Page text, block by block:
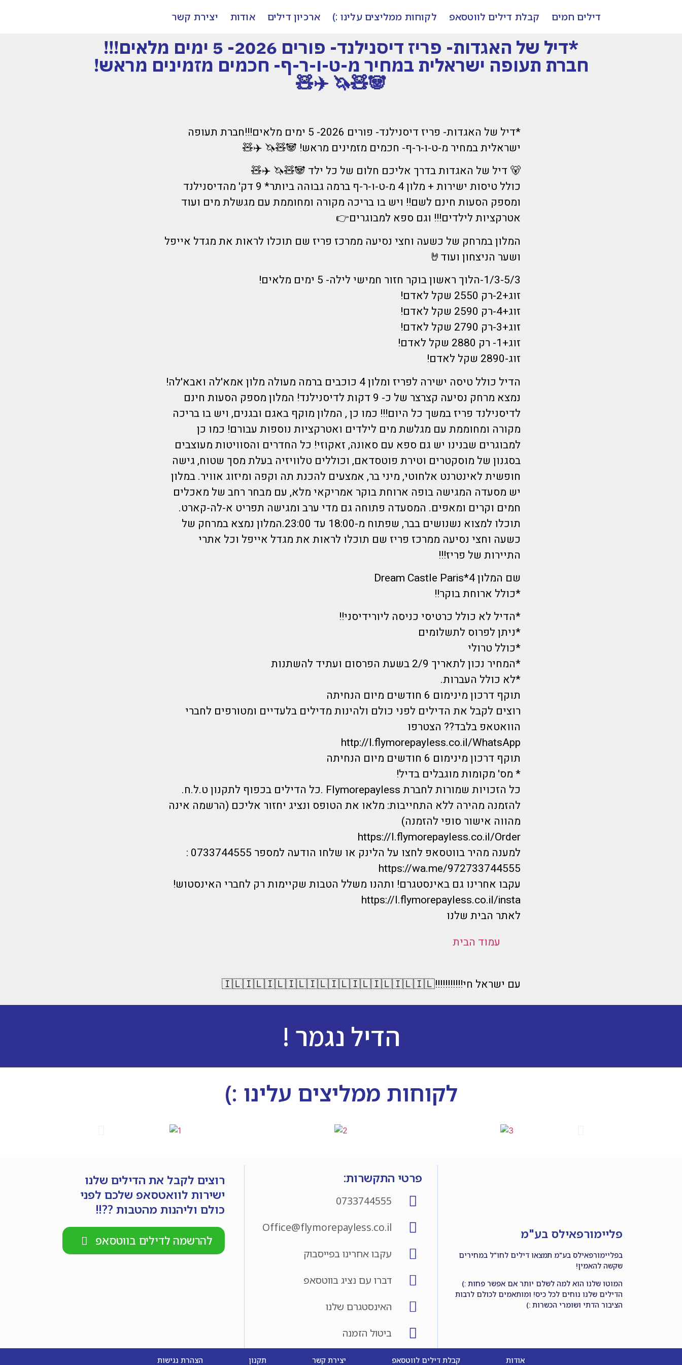
דילים חמים קבלת דילים לווטסאפ לקוחות ממליצים עלינו :) ארכיון דילים אודות יצירת קשר
*דיל של האגדות- פריז דיסנילנד- פורים 2026- 5 ימים מלאים!!!
חברת תעופה ישראלית במחיר מ-ט-ו-ר-ף- חכמים מזמינים מראש!
🐼🧸🦄 ✈️🧸
*דיל של האגדות- פריז דיסנילנד- פורים 2026- 5 ימים מלאים!!!חברת תעופה
ישראלית במחיר מ-ט-ו-ר-ף- חכמים מזמינים מראש! 🐼🧸🦄 ✈️🧸
🐻 דיל של האגדות בדרך אליכם חלום של כל ילד 🐼🧸🦄 ✈️🧸
כולל טיסות ישירות + מלון 4 מ-ט-ו-ר-ף ברמה גבוהה ביותר* 9 דק' מהדיסנילנד
ומספק הסעות חינם לשם!! ויש בו בריכה מקורה ומחוממת עם מגשלת מים ועוד
אטרקציות לילדים!!! וגם ספא למבוגרים👉
המלון במרחק של כשעה וחצי נסיעה ממרכז פריז שם תוכלו לראות את מגדל אייפל
ושער הניצחון ועוד🤘
1/3-5/3-הלוך ראשון בוקר חזור חמישי לילה- 5 ימים מלאים!
זוג+2-רק 2550 שקל לאדם!
זוג+4-רק 2590 שקל לאדם!
זוג+3-רק 2790 שקל לאדם!
זוג+1- רק 2880 שקל לאדם!
זוג-2890 שקל לאדם!
הדיל כולל טיסה ישירה לפריז ומלון 4 כוכבים ברמה מעולה מלון אמא'לה ואבא'לה!
נמצא מרחק נסיעה קצרצר של כ- 9 דקות לדיסנילנד! המלון מספק הסעות חינם
לדיסנילנד פריז במשך כל היום!!! כמו כן , המלון מוקף באגם ובגנים, ויש בו בריכה
מקורה ומחוממת עם מגלשת מים לילדים ואטרקציות נוספות עבורם! כמו כן
למבוגרים שבנינו יש גם ספא עם סאונה, זאקוזי! כל החדרים והסוויטות מעוצבים
בסגנון של מוסקטרים וטירת פוטסדאם, וכוללים טלוויזיה בעלת מסך שטוח, גישה
חופשית לאינטרנט אלחוטי, מיני בר, אמצעים להכנת תה וקפה ומיזוג אוויר. במלון
יש מסעדה המגישה בופה ארוחת בוקר אמריקאי מלא, עם מבחר רחב של מאכלים
חמים וקרים ומאפים. המסעדה פתוחה גם מדי ערב ומגישה תפריט א-לה-קארט.
תוכלו למצוא נשנושים בבר, שפתוח מ-18:00 עד 23:00.המלון נמצא במרחק של
כשעה וחצי נסיעה ממרכז פריז שם תוכלו לראות את מגדל אייפל וכל אתרי
התיירות של פריז!!!
שם המלון 4*Dream Castle Paris
*כולל ארוחת בוקר!!
*הדיל לא כולל כרטיסי כניסה ליורידיסני!!
*ניתן לפרוס לתשלומים
*כולל טרולי
*המחיר נכון לתאריך 2/9 בשעת הפרסום ועתיד להשתנות
*לא כולל העברות.
תוקף דרכון מינימום 6 חודשים מיום הנחיתה
רוצים לקבל את הדילים לפני כולם ולהינות מדילים בלעדיים ומטורפים לחברי
הוואטאפ בלבד?? הצטרפו
http://l.flymorepayless.co.il/WhatsApp
תוקף דרכון מינימום 6 חודשים מיום הנחיתה
* מס' מקומות מוגבלים בדיל!
כל הזכויות שמורות לחברת Flymorepayless .כל הדילים בכפוף לתקנון ט.ל.ח.
להזמנה מהירה ללא התחייבות: מלאו את הטופס ונציג יחזור אליכם (הרשמה אינה
מהווה אישור סופי להזמנה)
https://I.flymorepayless.co.il/Order
למענה מהיר בווטסאפ לחצו על הלינק או שלחו הודעה למספר 0733744555 :
https://wa.me/972733744555
עקבו אחרינו גם באינסטגרם! ותהנו משלל הטבות שקיימות רק לחברי האינסטוש!
https://I.flymorepayless.co.il/insta
לאתר הבית שלנו
עמוד הבית
עם ישראל חי!!!!!!!!!!!🇮🇱🇮🇱🇮🇱🇮🇱🇮🇱🇮🇱🇮🇱🇮🇱🇮🇱🇮🇱
הדיל נגמר !
לקוחות ממליצים עלינו :)
פליימורפאילס בע"מ
בפליימורפאילס בע"מ תמצאו דילים לחו"ל במחירים
שקשה להאמין!
המוטו שלנו הוא למה לשלם יותר אם אפשר פחות :)
הדילים שלנו נוחים לכל כיס! ומותאמים לכולם לרבות
הציבור הדתי ושומרי הכשרות :)
פרטי התקשרות:
0733744555
Office@flymorepayless.co.il
עקבו אחרינו בפייסבוק
דברו עם נציג בווטסאפ
האינסטגרם שלנו
ביטול הזמנה
רוצים לקבל את הדילים שלנו
ישירות לוואטסאפ שלכם לפני
כולם וליהנות מהטבות ??!!
להרשמה לדילים בווטסאפ
אודות קבלת דילים לווטסאפ יצירת קשר תקנון הצהרת נגישות